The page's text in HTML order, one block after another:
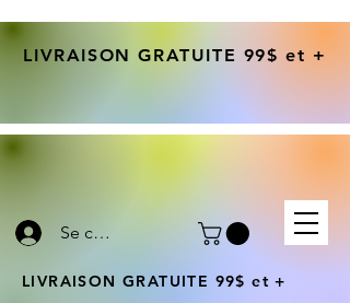
Se connecter
LIVRAISON GRATUITE 99$ et +
LIVRAISON GRATUITE 99$ et +